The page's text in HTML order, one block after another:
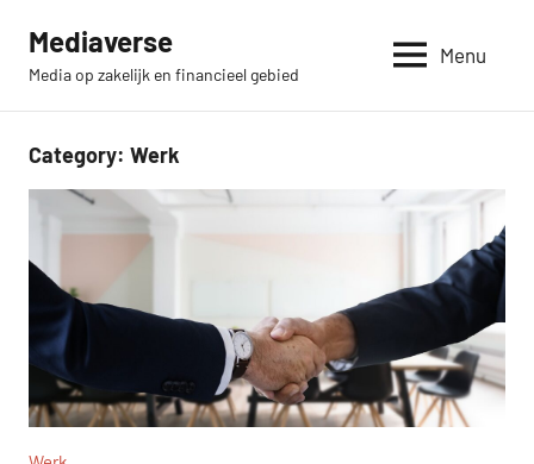
content
Mediaverse
Media op zakelijk en financieel gebied
Menu
Category: Werk